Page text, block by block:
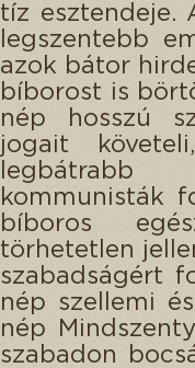
tíz esztendeje.
legszentebb
azok bátor
bíborost is
nép hosszú
jogait
legbátrabb
kommunisták
bíboros
törhetetlen
szabadságért
nép szellemi
nép
szabadon